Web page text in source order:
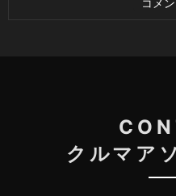
クルマア